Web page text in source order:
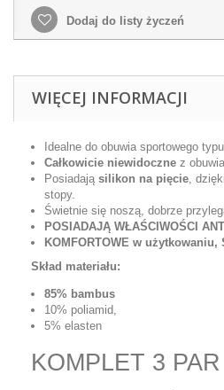
Dodaj do listy życzeń
WIĘCEJ INFORMACJI
Idealne do obuwia sportowego
Całkowicie niewidoczne z
Posiadają silikon na pięcie,
stopy.
Świetnie się noszą, dobrze
POSIADAJĄ WŁAŚCIWOŚCI
KOMFORTOWE w użytkowaniu,
Skład materiału:
85% bambus
10% poliamid,
5% elasten
KOMPLET 3 PAR